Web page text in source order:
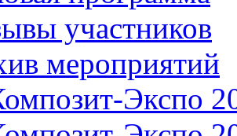
участников
мероприятий
Экспо